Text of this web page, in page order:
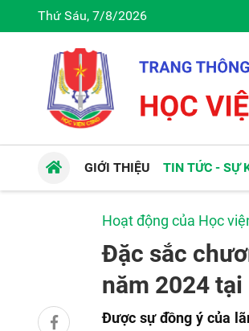
Thứ Sáu, 7/8/2026
GIỚI THIỆU TIN TỨC - SỰ
Hoạt động của Học
Đặc sắc
năm 2024 tại
Được sự đồng ý của